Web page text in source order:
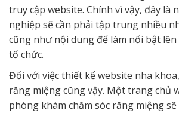
truy cập website. Chính vì vậy, đây là
nghiệp sẽ cần phải tập trung nhiều
cũng như nội dung để làm nổi bật
tổ chức.
Đối với việc thiết kế website nha
răng miệng cũng vậy. Một trang chủ
phòng khám chăm sóc răng miệng sẽ